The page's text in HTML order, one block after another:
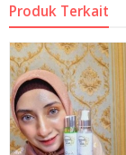
Produk Terkait